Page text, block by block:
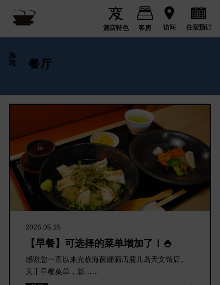
酒店特色 客房 访问 住宿预订
类别 餐厅
2026.05.15
【早餐】可选择的菜单增加了！🍚
感谢您一直以来光临海茵娜酒店鹿儿岛天文馆店。
关于早餐菜单，新……